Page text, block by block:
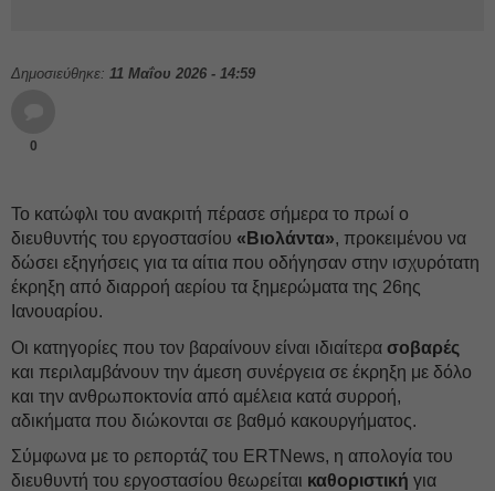
Δημοσιεύθηκε: 11 Μαΐου 2026 - 14:59
0
Το κατώφλι του ανακριτή πέρασε σήμερα το πρωί ο
διευθυντής του εργοστασίου «Βιολάντα», προκειμένου να
δώσει εξηγήσεις για τα αίτια που οδήγησαν στην ισχυρότατη
έκρηξη από διαρροή αερίου τα ξημερώματα της 26ης
Ιανουαρίου.
Οι κατηγορίες που τον βαραίνουν είναι ιδιαίτερα σοβαρές
και περιλαμβάνουν την άμεση συνέργεια σε έκρηξη με δόλο
και την ανθρωποκτονία από αμέλεια κατά συρροή,
αδικήματα που διώκονται σε βαθμό κακουργήματος.
Σύμφωνα με το ρεπορτάζ του ERTNews, η απολογία του
διευθυντή του εργοστασίου θεωρείται καθοριστική για